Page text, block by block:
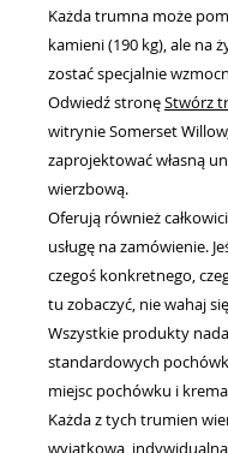
Każda trumna może
kamieni (190 kg), ale na
zostać specjalnie
Odwiedź stronęStwórz
witrynie Somerset
zaprojektować własną
wierzbową.
Oferują również
usługę na zamówienie.
czegoś konkretnego,
tu zobaczyć, nie wahaj
Wszystkie produkty
standardowych
miejsc pochówku i
Każda z tych trumien